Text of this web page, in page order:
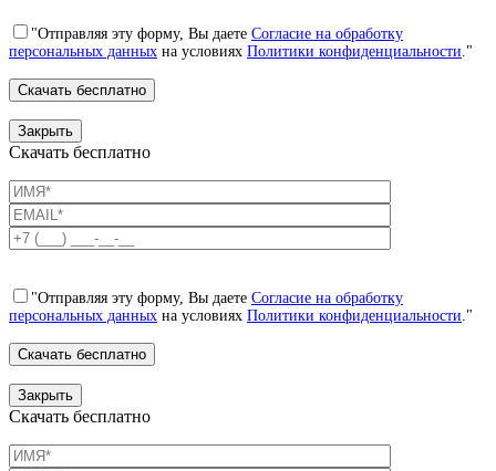
"Отправляя эту форму, Вы даете Согласие на обработку
персональных данных на условиях Политики конфиденциальности."
Закрыть
Скачать бесплатно
"Отправляя эту форму, Вы даете Согласие на обработку
персональных данных на условиях Политики конфиденциальности."
Закрыть
Скачать бесплатно